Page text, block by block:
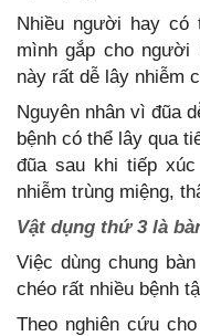
Nhiều người hay có
mình gắp cho người
này rất dễ lây nhiễm
Nguyên nhân vì đũa
bệnh có thể lây qua
đũa sau khi tiếp
nhiễm trùng miệng,
Vật dụng thứ 3 là
Việc dùng chung
chéo rất nhiều bệnh
Theo nghiên cứu